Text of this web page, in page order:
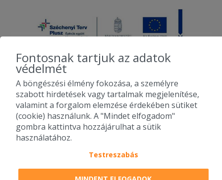
2010-2026 Copyright - Falatozz.hu - Diston-line Kft.
Pizza, gyros, hamburger, menük kedvező áron, egy helyen az összes
étterem ajánlata.
Fontosnak tartjuk az adatok
védelmét
A böngészési élmény fokozása, a személyre
szabott hirdetések vagy tartalmak megjelenítése,
valamint a forgalom elemzése érdekében sütiket
(cookie) használunk. A "Mindet elfogadom"
gombra kattintva hozzájárulhat a sütik
használatához.
Testreszabás